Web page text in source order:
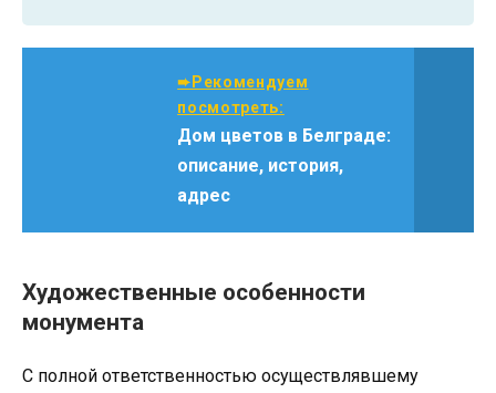
➨Рекомендуем
посмотреть:
Дом цветов в Белграде:
описание, история,
адрес
Художественные особенности
монумента
С полной ответственностью осуществлявшему